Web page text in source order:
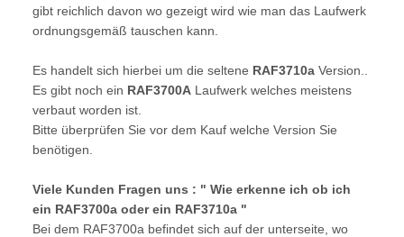
gibt reichlich davon wo gezeigt wird wie man das Laufwerk
ordnungsgemäß tauschen kann.
Es handelt sich hierbei um die seltene RAF3710a Version..
Es gibt noch ein RAF3700A Laufwerk welches meistens
verbaut worden ist.
Bitte überprüfen Sie vor dem Kauf welche Version Sie
benötigen.
Viele Kunden Fragen uns : " Wie erkenne ich ob ich
ein RAF3700a oder ein RAF3710a "
Bei dem RAF3700a befindet sich auf der unterseite, wo